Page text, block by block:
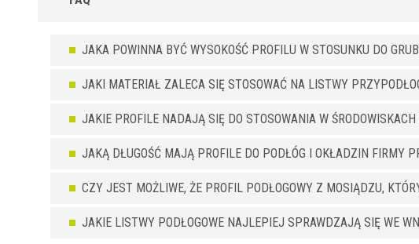
JAKA POWINNA BYĆ WYSOKOŚĆ PROFILU W STOSUNKU DO
JAKI MATERIAŁ ZALECA SIĘ STOSOWAĆ NA LISTWY
JAKIE PROFILE NADAJĄ SIĘ DO STOSOWANIA W
JAKĄ DŁUGOŚĆ MAJĄ PROFILE DO PODŁÓG I OKŁADZIN FIRMY
CZY JEST MOŻLIWE, ŻE PROFIL PODŁOGOWY Z MOSIĄDZU,
JAKIE LISTWY PODŁOGOWE NAJLEPIEJ SPRAWDZAJĄ SIĘ WE